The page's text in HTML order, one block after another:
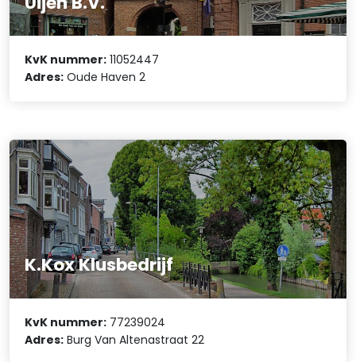
KvK nummer: 11052447
Adres: Oude Haven 2
K.Kox Klusbedrijf
KvK nummer: 77239024
Adres: Burg Van Altenastraat 22